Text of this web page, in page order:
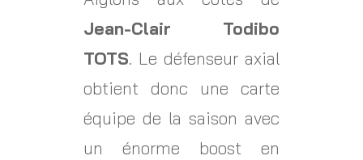
Jean-Clair Todibo
TOTS. Le défenseur axial
obtient donc une carte
équipe de la saison avec
un énorme boost en